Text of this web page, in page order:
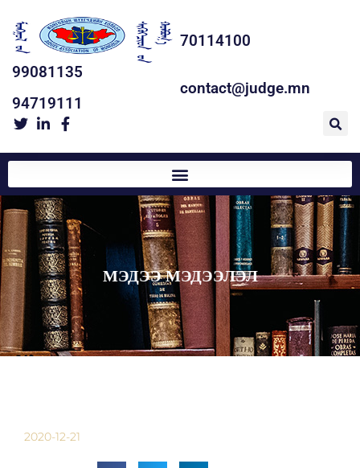
70114100
99081135
94719111
contact@judge.mn
МЭДЭЭ МЭДЭЭЛЭЛ
2020-12-21